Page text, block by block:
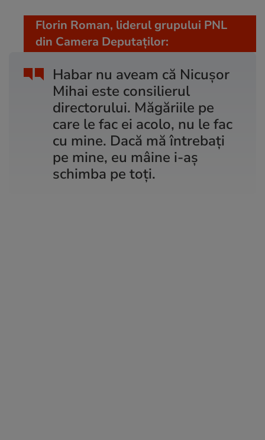
Habar nu aveam că Nicușor
Mihai este consilierul
directorului. Măgăriile pe
care le fac ei acolo, nu le fac
cu mine. Dacă mă întrebați
pe mine, eu mâine i-aș
schimba pe toți.
Florin Roman, liderul grupului PNL
din Camera Deputaților: